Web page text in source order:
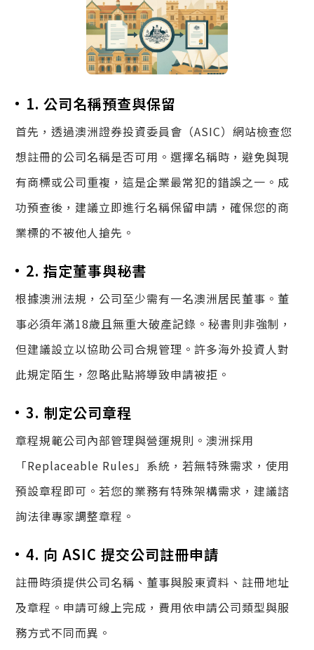
1. 公司名稱預查與保留
首先，透過澳洲證券投資委員會（ASIC）網站檢查您
想註冊的公司名稱是否可用。選擇名稱時，避免與現
有商標或公司重複，這是企業最常犯的錯誤之一。成
功預查後，建議立即進行名稱保留申請，確保您的商
業標的不被他人搶先。
2. 指定董事與秘書
根據澳洲法規，公司至少需有一名澳洲居民董事。董
事必須年滿18歲且無重大破產記錄。秘書則非強制，
但建議設立以協助公司合規管理。許多海外投資人對
此規定陌生，忽略此點將導致申請被拒。
3. 制定公司章程
章程規範公司內部管理與營運規則。澳洲採用
「Replaceable Rules」系統，若無特殊需求，使用
預設章程即可。若您的業務有特殊架構需求，建議諮
詢法律專家調整章程。
4. 向 ASIC 提交公司註冊申請
註冊時須提供公司名稱、董事與股東資料、註冊地址
及章程。申請可線上完成，費用依申請公司類型與服
務方式不同而異。